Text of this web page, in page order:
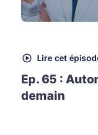
Lire cet
Ep. 65 :
demain